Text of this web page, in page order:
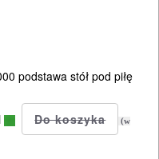
podstawa stół pod piłę
(w